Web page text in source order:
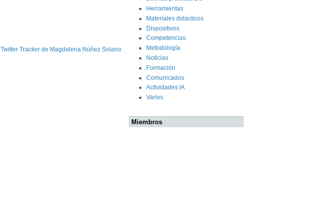
Twitter Tracker de Magdalena Núñez Solano
Herramientas
Materiales didácticos
Dispositivos
Competencias
Metodología
Noticias
Formación
Comunicados
Actividades IA
Varios
Miembros